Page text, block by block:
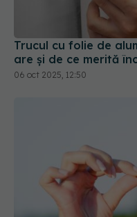
Trucul cu folie de
are și de ce merită
06 oct 2025, 12:50